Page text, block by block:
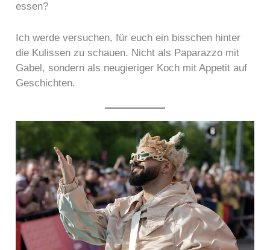
essen?
Ich werde versuchen, für euch ein bisschen hinter
die Kulissen zu schauen. Nicht als Paparazzo mit
Gabel, sondern als neugieriger Koch mit Appetit auf
Geschichten.